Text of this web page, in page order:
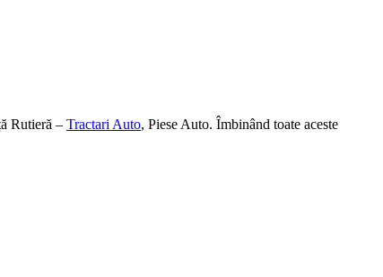
Rutieră – Tractari Auto, Piese Auto. Îmbinând toate aceste